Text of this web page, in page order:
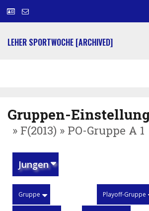
LEHER SPORTWOCHE [ARCHIVED]
Gruppen-
» F(2013) » PO-Gruppe A 1
Jungen
Gruppe Playoff-Gruppe